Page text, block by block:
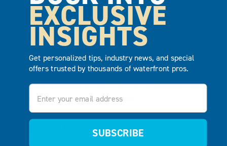
pour les plaisanciers et les familles — une exposition
prolongée aux UV est liée à des dommages à la peau, à
l’épuisement thermique et à une usure accrue des
bateaux et des quais.
L’ombre augmente le confort sur le quai de 10 à 20°F,
rendant les espaces en bord de mer utilisables même
lors des journées les plus chaudes.
Les marinas et les propriétaires en bord de mer
EXCLUSIVE
INSIGHTS
Get personalized tips, industry news, and special
offers trusted by thousands of waterfront pros.
Email
SUBSCRIBE